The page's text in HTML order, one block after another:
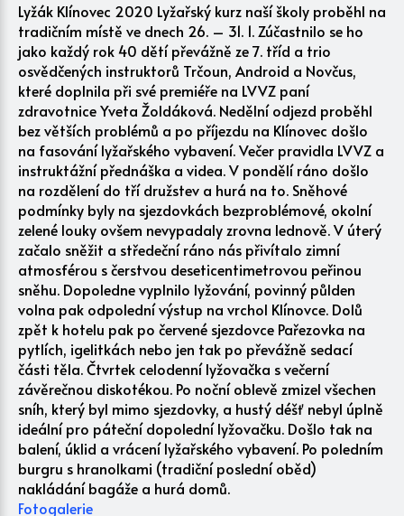
Lyžák Klínovec 2020 Lyžařský kurz naší školy proběhl na
tradičním místě ve dnech 26. – 31. 1. Zúčastnilo se ho
jako každý rok 40 dětí převážně ze 7. tříd a trio
osvědčených instruktorů Trčoun, Android a Novčus,
které doplnila při své premiéře na LVVZ paní
zdravotnice Yveta Žoldáková. Nedělní odjezd proběhl
bez větších problémů a po příjezdu na Klínovec došlo
na fasování lyžařského vybavení. Večer pravidla LVVZ a
instruktážní přednáška a videa. V pondělí ráno došlo
na rozdělení do tří družstev a hurá na to. Sněhové
podmínky byly na sjezdovkách bezproblémové, okolní
zelené louky ovšem nevypadaly zrovna lednově. V úterý
začalo sněžit a středeční ráno nás přivítalo zimní
atmosférou s čerstvou deseticentimetrovou peřinou
sněhu. Dopoledne vyplnilo lyžování, povinný půlden
volna pak odpolední výstup na vrchol Klínovce. Dolů
zpět k hotelu pak po červené sjezdovce Pařezovka na
pytlích, igelitkách nebo jen tak po převážně sedací
části těla. Čtvrtek celodenní lyžovačka s večerní
závěrečnou diskotékou. Po noční oblevě zmizel všechen
sníh, který byl mimo sjezdovky, a hustý déšť nebyl úplně
ideální pro páteční dopolední lyžovačku. Došlo tak na
balení, úklid a vrácení lyžařského vybavení. Po poledním
burgru s hranolkami (tradiční poslední oběd)
nakládání bagáže a hurá domů.
Fotogalerie